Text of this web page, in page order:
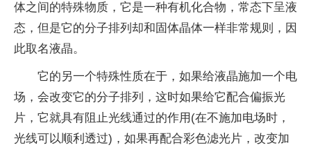
体之间的特殊物质，它是一种有机化合物，常态下呈液
态，但是它的分子排列却和固体晶体一样非常规则，因
此取名液晶。
它的另一个特殊性质在于，如果给液晶施加一个电
场，会改变它的分子排列，这时如果给它配合偏振光
片，它就具有阻止光线通过的作用(在不施加电场时，
光线可以顺利透过)，如果再配合彩色滤光片，改变加